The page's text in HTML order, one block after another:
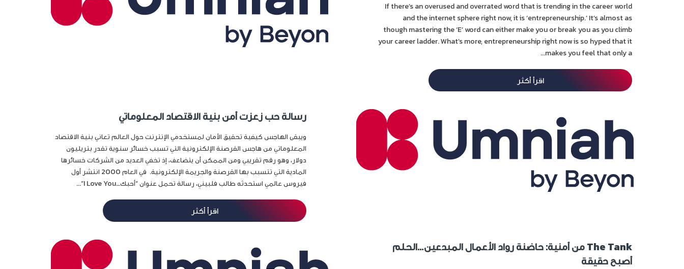
If there’s an overused and overrated word that is trending in the career world
and the internet sphere right now, it is ‘entrepreneurship.’ It’s almost as
though mastering the ‘E’ word can either make you or break you as you climb
your career ladder. What’s more, entrepreneurship right now is so hyped that it
makes you feel that only a...
اقرأ أكثر
رسالة حب زعزت أمن بنية الاقتصاد المعلوماتي
ويبقى الهاجس كيفية تحقيق الأمان لمستخدمي الإنترنت حول العالم تعاني بنية الاقتصاد
المعلوماتي من هاجس القرصنة الإلكترونية التي تسبب خسائر سنوية تقدر بتريليون
دولار، وهو رقم تقريبي ومن الممكن أن يتضاعف، إذ تخفي العديد من الشركات خسائرها
المادية التي تتسبب بها القرصنة والجريمة الإلكترونية. في العام 2000 انتشر أول
فيروس عالمي استحدثه طالب فلبيني، رسالة تحمل عنوان “أحبك…I Love You”...
اقرأ أكثر
The Tank من أمنية: حاضنة رواد الأعمال المبدعين…الحلم
أصبح حقيقة